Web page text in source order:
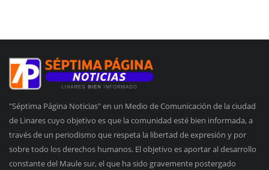
"Séptima Página Noticias" en un Medio de Comunicación de la ciudad
de Linares cuyo objetivo es que la comunidad esté bien informada, a
través de un periodismo que respeta la libertad de expresión y por
sobre todo los derechos humanos. El objetivo es aportar al desarrollo
constante del Maule sur, el que ha sido gravemente postergado